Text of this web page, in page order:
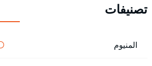
تصنيفات
المنيوم